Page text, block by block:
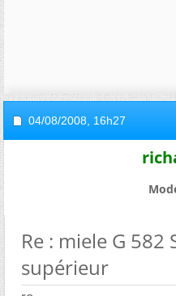
04/08/2008, 16h27
Re : miele G
supérieur